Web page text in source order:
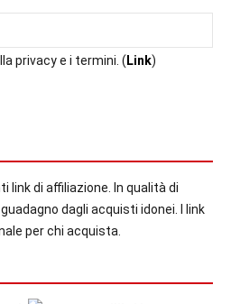
privacy e i termini. ( Link)
link di affiliazione. In qualità di
dagli acquisti idonei. I link
per chi acquista.